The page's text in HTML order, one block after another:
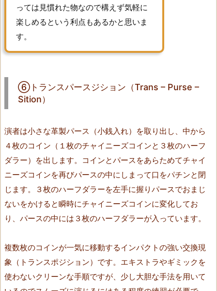
8.
⑦
ト
パ
ー
イ
シ
ョ
ン
（T
–
P
u
r
っては見慣れた物なので構えず気軽に
楽しめるという利点もあるかと思いま
す。
⑥トランスパースジション（Trans – Purse –
Sition）
演者は小さな革製パース（小銭入れ）を取り出し、中から
４枚のコイン（１枚のチャイニーズコインと３枚のハーフ
ダラー）を出します。コインとパースをあらためてチャイ
ニーズコインを再びパースの中にしまって口をパチンと閉
じます。３枚のハーフダラーを左手に握りパースでおまじ
ないをかけると瞬時にチャイニーズコインに変化してお
り、パースの中には３枚のハーフダラーが入っています。
複数枚のコインが一気に移動するインパクトの強い交換現
象（トランスポジション）です。エキストラやギミックを
使わないクリーンな手順ですが、少し大胆な手法を用いて